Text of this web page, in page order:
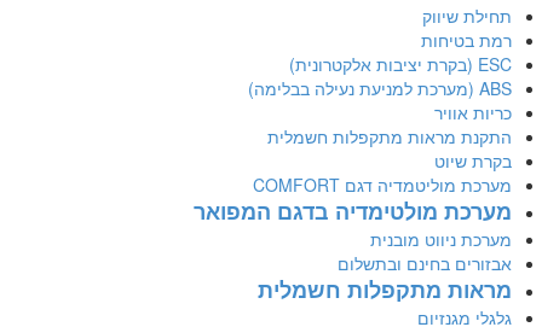
תחילת שיווק
רמת בטיחות
ESC (בקרת יציבות אלקטרונית)
ABS (מערכת למניעת נעילה בבלימה)
כריות אוויר
התקנת מראות מתקפלות חשמלית
בקרת שיוט
מערכת מוליטמדיה דגם COMFORT
מערכת מולטימדיה בדגם המפואר
מערכת ניווט מובנית
אבזורים בחינם ובתשלום
מראות מתקפלות חשמלית
גלגלי מגנזיום